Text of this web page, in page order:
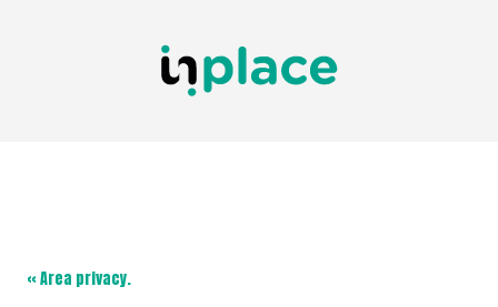
« Area privacy.